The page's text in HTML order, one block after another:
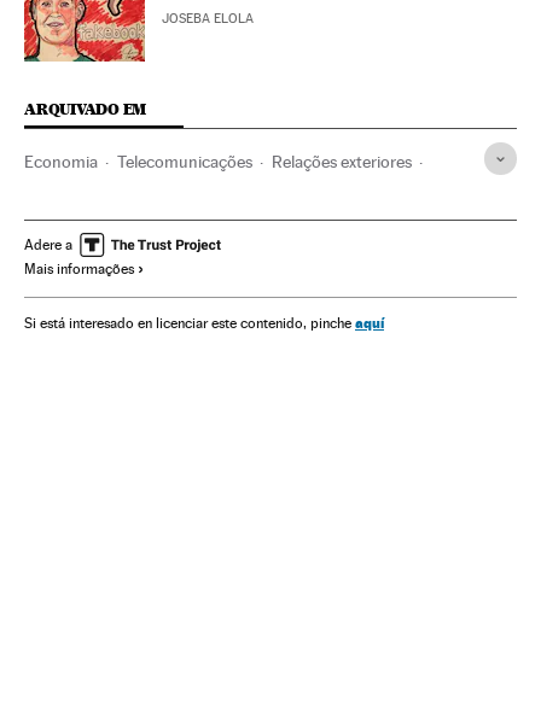
JOSEBA ELOLA
ARQUIVADO EM
Economia Telecomunicações Relações exteriores
Parlamento Europeu Redes sociais
Empresas
Europa Câmara Representantes Estados Unidos
Adere a
Mais informações
Si está interesado en licenciar este contenido, pinche aquí